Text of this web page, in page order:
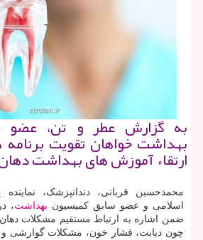
به گزارش عطر و تن، عضو
بهداشت خواهان تقویت
ارتقاء آموزش های بهداشت
محمدحسین قربانی، دندانپزشک،
اسلامی و عضو سابق کمیسیون بهداشت،
ضمن اشاره به ارتباط مستقیم مشکلات دهان
چون دیابت، فشار خون، مشکلات گوارشی